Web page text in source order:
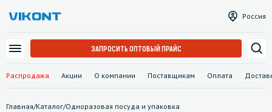
Распродажа Акции О компании Поставщикам Оплата
Россия
ЗАПРОСИТЬ ОПТОВЫЙ ПРАЙС
Главная/Каталог/Одноразовая посуда и упаковка